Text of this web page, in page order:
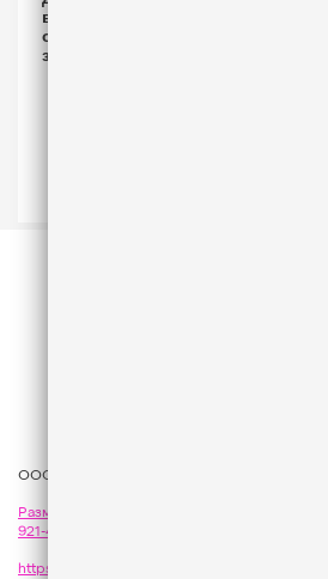
ООО «ГПМ Радио», 2026
Размещение рекламы
921-40-41
https://gpmsaleshouse.ru/